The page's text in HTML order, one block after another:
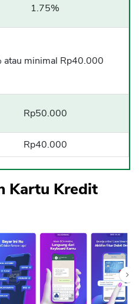
1.75%
atau minimal Rp40.000
Rp50.000
Rp40.000
Kartu Kredit